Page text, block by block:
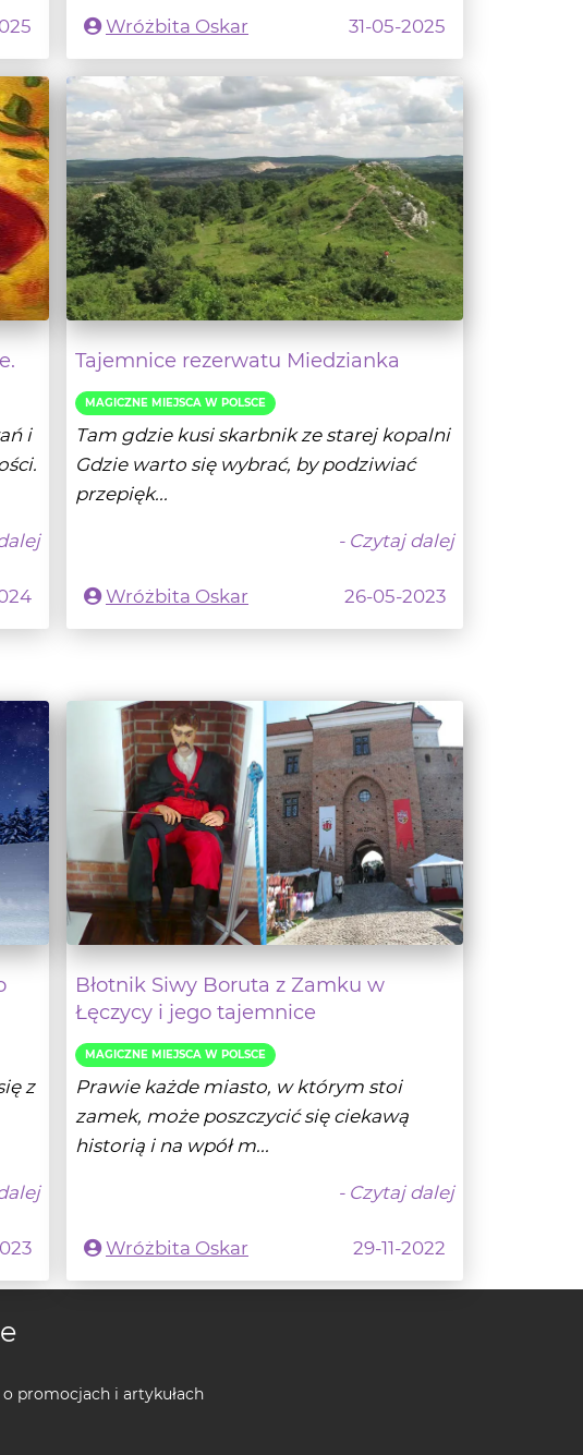
i
Tajemnice rezerwatu Miedzianka
Tam gdzie kusi skarbnik ze starej kopalni
Gdzie warto się wybrać, by podziwiać
przepięk...
- Czytaj dalej
z
Błotnik Siwy Boruta z Zamku w
Łęczycy i jego tajemnice
MAGICZNE MIEJSCA W POLSCE
Prawie każde miasto, w którym stoi
zamek, może poszczycić się ciekawą
historią i na wpół m...
- Czytaj dalej
promocjach i artykułach